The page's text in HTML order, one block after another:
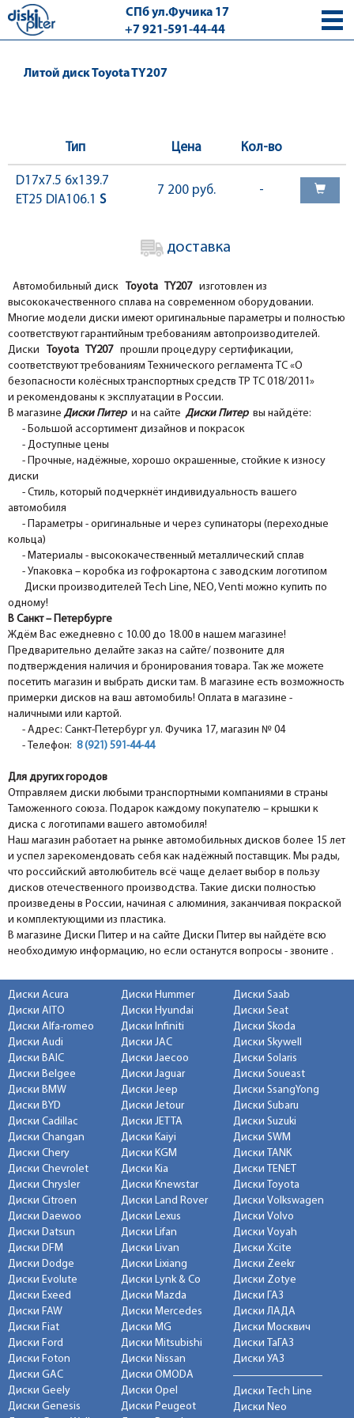
СПб ул.Фучика 17
+7 921-591-44-44
Литой диск Toyota TY207
Тип Цена Кол-во
D17x7.5 6x139.7
ET25 DIA106.1 S
7 200 руб. -
доставка
Автомобильный диск Toyota TY207 изготовлен из
высококачественного сплава на современном оборудовании.
Многие модели диски имеют оригинальные параметры и полностью
соответствуют гарантийным требованиям автопроизводителей.
Диски Toyota TY207 прошли процедуру сертификации,
соответствуют требованиям Технического регламента ТС «О
безопасности колёсных транспортных средств ТР ТС 018/2011»
и рекомендованы к эксплуатации в России.
В магазине Диски Питер и на сайте Диски Питер вы найдёте:
- Большой ассортимент дизайнов и покрасок
- Доступные цены
- Прочные, надёжные, хорошо окрашенные, стойкие к износу
диски
- Стиль, который подчеркнёт индивидуальность вашего
автомобиля
- Параметры - оригинальные и через супинаторы (переходные
кольца)
- Материалы - высококачественный металлический сплав
- Упаковка – коробка из гофрокартона с заводским логотипом
Диски производителей Tech Line, NEO, Venti можно купить по
одному!
В Санкт – Петербурге
Ждём Вас ежедневно с 10.00 до 18.00 в нашем магазине!
Предварительно делайте заказ на сайте/ позвоните для
подтверждения наличия и бронирования товара. Так же можете
посетить магазин и выбрать диски там. В магазине есть возможность
примерки дисков на ваш автомобиль! Оплата в магазине -
наличными или картой.
- Адрес: Санкт-Петербург ул. Фучика 17, магазин № 04
- Телефон: 8 (921) 591-44-44
Для других городов
Отправляем диски любыми транспортными компаниями в страны
Таможенного союза. Подарок каждому покупателю – крышки к
диска с логотипами вашего автомобиля!
Наш магазин работает на рынке автомобильных дисков более 15 лет
и успел зарекомендовать себя как надёжный поставщик. Мы рады,
что российский автолюбитель всё чаще делает выбор в пользу
дисков отечественного производства. Такие диски полностью
произведены в России, начиная с алюминия, заканчивая покраской
и комплектующими из пластика.
В магазине Диски Питер и на сайте Диски Питер вы найдёте всю
необходимую информацию, но если останутся вопросы - звоните .
Диски Acura
Диски AITO
Диски Alfa-romeo
Диски Audi
Диски BAIC
Диски Belgee
Диски BMW
Диски BYD
Диски Cadillac
Диски Changan
Диски Chery
Диски Chevrolet
Диски Chrysler
Диски Citroen
Диски Daewoo
Диски Datsun
Диски DFM
Диски Dodge
Диски Evolute
Диски Exeed
Диски FAW
Диски Fiat
Диски Ford
Диски Foton
Диски GAC
Диски Geely
Диски Genesis
Диски Hummer
Диски Hyundai
Диски Infiniti
Диски JAC
Диски Jaecoo
Диски Jaguar
Диски Jeep
Диски Jetour
Диски JETTA
Диски Kaiyi
Диски KGM
Диски Kia
Диски Knewstar
Диски Land Rover
Диски Lexus
Диски Lifan
Диски Livan
Диски Lixiang
Диски Lynk & Co
Диски Mazda
Диски Mercedes
Диски MG
Диски Mitsubishi
Диски Nissan
Диски OMODA
Диски Opel
Диски Peugeot
Диски Saab
Диски Seat
Диски Skoda
Диски Skywell
Диски Solaris
Диски Soueast
Диски SsangYong
Диски Subaru
Диски Suzuki
Диски SWM
Диски TANK
Диски TENET
Диски Toyota
Диски Volkswagen
Диски Volvo
Диски Voyah
Диски Xcite
Диски Zeekr
Диски Zotye
Диски ГАЗ
Диски ЛАДА
Диски Москвич
Диски ТаГАЗ
Диски УАЗ
Диски Tech Line
Диски Neo